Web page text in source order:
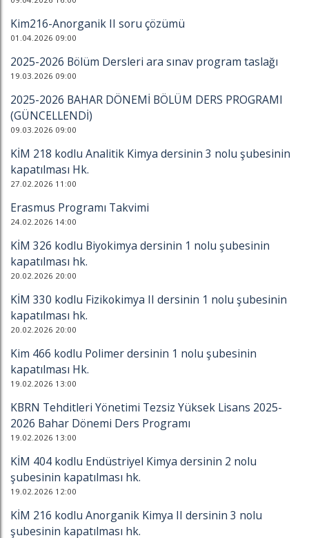
Kim216-Anorganik II soru çözümü
01.04.2026 09:00
2025-2026 Bölüm Dersleri ara sınav program taslağı
19.03.2026 09:00
2025-2026 BAHAR DÖNEMİ BÖLÜM DERS PROGRAMI
(GÜNCELLENDİ)
09.03.2026 09:00
KİM 218 kodlu Analitik Kimya dersinin 3 nolu şubesinin
kapatılması Hk.
27.02.2026 11:00
Erasmus Programı Takvimi
24.02.2026 14:00
KİM 326 kodlu Biyokimya dersinin 1 nolu şubesinin
kapatılması hk.
20.02.2026 20:00
KİM 330 kodlu Fizikokimya II dersinin 1 nolu şubesinin
kapatılması hk.
20.02.2026 20:00
Kim 466 kodlu Polimer dersinin 1 nolu şubesinin
kapatılması Hk.
19.02.2026 13:00
KBRN Tehditleri Yönetimi Tezsiz Yüksek Lisans 2025-
2026 Bahar Dönemi Ders Programı
19.02.2026 13:00
KİM 404 kodlu Endüstriyel Kimya dersinin 2 nolu
şubesinin kapatılması hk.
19.02.2026 12:00
KİM 216 kodlu Anorganik Kimya II dersinin 3 nolu
şubesinin kapatılması hk.